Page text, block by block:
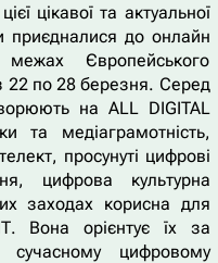
цікавої та актуальної
приєдналися до онлайн
Європейського
22 по 28 березня. Серед
на ALL DIGITAL
та медіаграмотність,
просунуті цифрові
цифрова культурна
заходах корисна для
Вона орієнтує їх за
цифровому